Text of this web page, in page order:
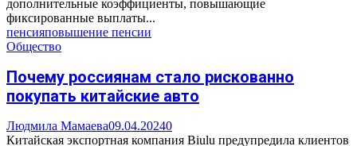
дополнительные коэффициенты, повышающие
фиксированные выплаты...
пенсияповышение пенсии
Общество
Почему россиянам стало рискованно
покупать китайские авто
Людмила Мамаева09.04.20240
Китайская экспортная компания Biulu предупредила клиентов